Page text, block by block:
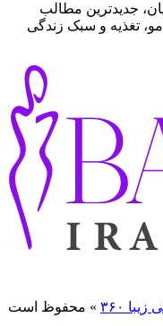
جدیدترین مطالب
تغذیه و سبک زندگی
۳۶۰ » محفوظ است